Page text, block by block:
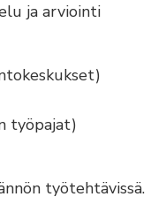
ja arviointi
työpajat)
työtehtävissä.